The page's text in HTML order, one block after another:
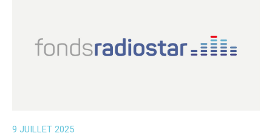
9 JUILLET 2025